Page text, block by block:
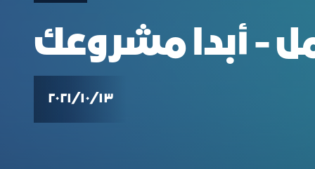
- أبدا مشروعك
١٣‏/١٠‏/٢٠٢١